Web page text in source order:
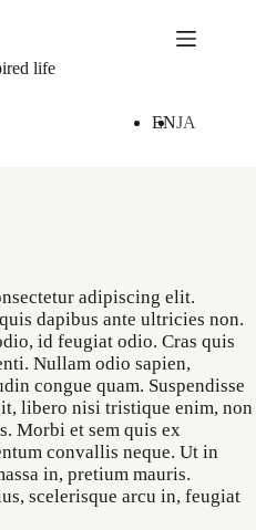
life
ENJA
adipiscing elit.
dapibus ante ultricies non.
id feugiat odio. Cras quis
Nullam odio sapien,
congue quam. Suspendisse
libero nisi tristique enim, non
Morbi et sem quis ex
convallis neque. Ut in
in, pretium mauris.
scelerisque arcu in, feugiat